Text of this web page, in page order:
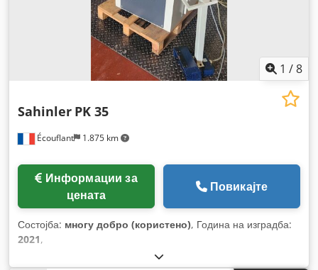
1 /8
Écouflant 1.875 km
Sahinler PK 35
цената
Повикајте
Состојба: многу добро (користено), Година на изградба:
2021,